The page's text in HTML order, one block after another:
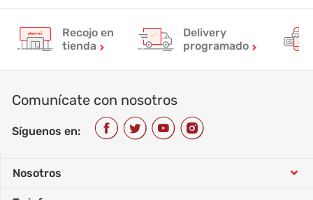
Recojo en
tienda
Delivery
programado
Comunícate con nosotros
Síguenos en:
Nosotros